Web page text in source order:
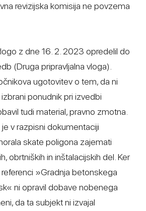
revizijska komisija ne povzema
z dne 16. 2. 2023 opredelil do
(Druga pripravljalna vloga).
ugotovitev o tem, da ni
ponudnik pri izvedbi
tudi material, pravno zmotna.
je v razpisni dokumentaciji
skate poligona zajemati
obrtniških in inštalacijskih del. Ker
»Gradnja betonskega
ni opravil dobave nobenega
da ta subjekt ni izvajal